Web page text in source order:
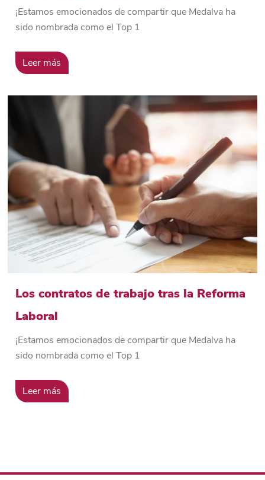
¡Estamos emocionados de compartir que Medalva ha
sido nombrada como el Top 1
Leer más
Los contratos de trabajo tras la Reforma
Laboral
¡Estamos emocionados de compartir que Medalva ha
sido nombrada como el Top 1
Leer más